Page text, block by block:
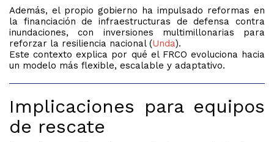
Además, el propio gobierno ha impulsado reformas en
la financiación de infraestructuras de defensa contra
inundaciones, con inversiones multimillonarias para
reforzar la resiliencia nacional (Unda).
Este contexto explica por qué el FRCO evoluciona hacia
un modelo más flexible, escalable y adaptativo.
Implicaciones para equipos
de rescate